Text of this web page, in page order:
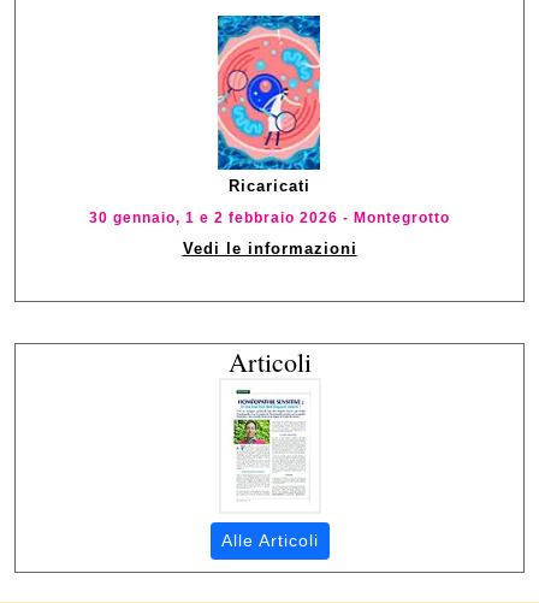
Ricaricati
30 gennaio, 1 e 2 febbraio 2026 - Montegrotto
Vedi le informazioni
Articoli
Alle Articoli